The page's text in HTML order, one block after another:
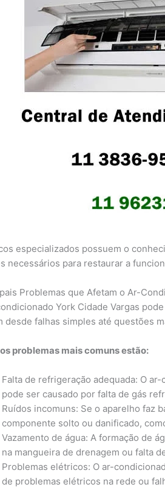
especializados possuem o
necessários para restaurar a
Problemas que Afetam o Ar-
York Cidade Vargas
desde falhas simples até questões
problemas mais comuns estão:
Falta de refrigeração adequada: O
pode ser causado por falta de gás
Ruídos incomuns: Se o aparelho faz
componente solto ou danificado,
Vazamento de água: A formação de
na mangueira de drenagem ou falta
Problemas elétricos: O ar-
de problemas elétricos na rede ou